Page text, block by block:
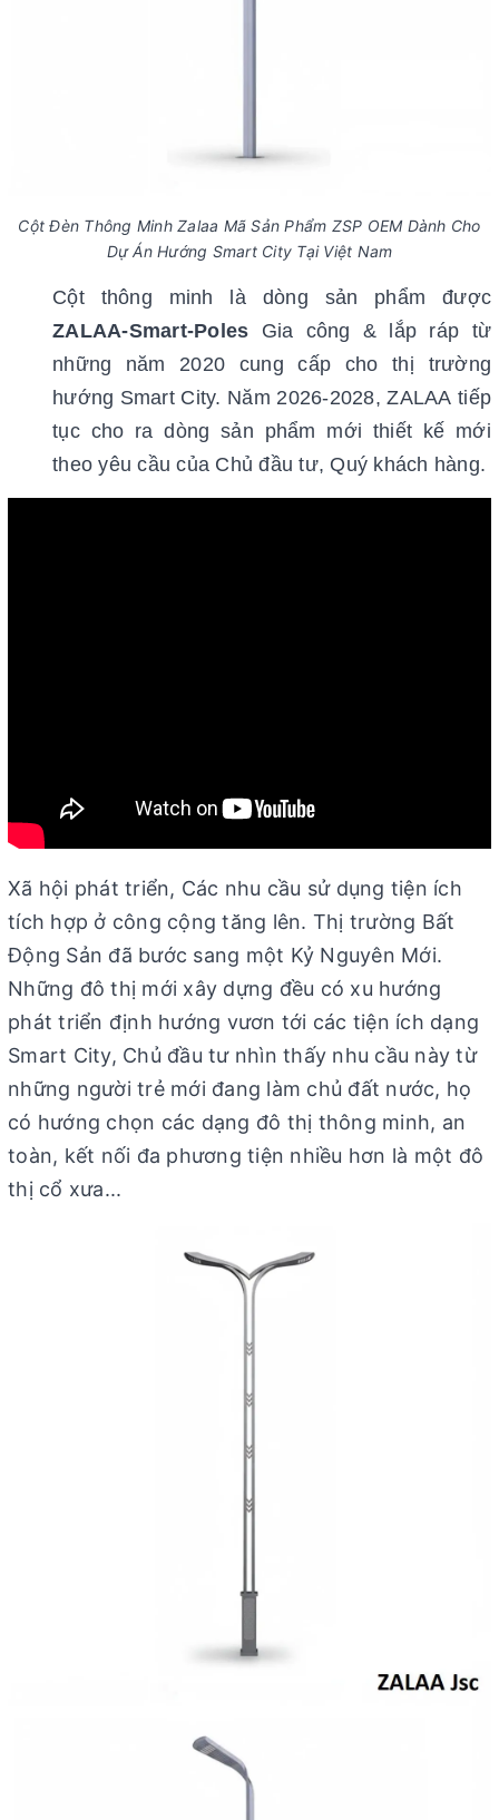
Cột Đèn Thông Minh Zalaa Mã Sản Phẩm ZSP OEM Dành Cho
Dự Án Hướng Smart City Tại Việt Nam
Cột thông minh là dòng sản phẩm được
ZALAA-Smart-Poles Gia công & lắp ráp từ
những năm 2020 cung cấp cho thị trường
hướng Smart City. Năm 2026-2028, ZALAA tiếp
tục cho ra dòng sản phẩm mới thiết kế mới
theo yêu cầu của Chủ đầu tư, Quý khách hàng.
Xã hội phát triển, Các nhu cầu sử dụng tiện ích
tích hợp ở công cộng tăng lên. Thị trường Bất
Động Sản đã bước sang một Kỷ Nguyên Mới.
Những đô thị mới xây dựng đều có xu hướng
phát triển định hướng vươn tới các tiện ích dạng
Smart City, Chủ đầu tư nhìn thấy nhu cầu này từ
những người trẻ mới đang làm chủ đất nước, họ
có hướng chọn các dạng đô thị thông minh, an
toàn, kết nối đa phương tiện nhiều hơn là một đô
thị cổ xưa...